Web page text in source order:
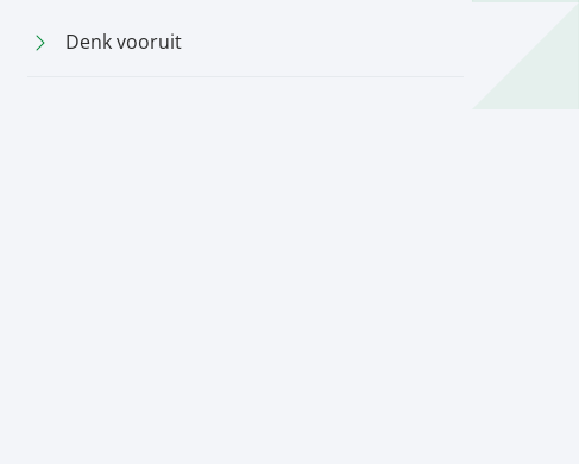
Denk vooruit